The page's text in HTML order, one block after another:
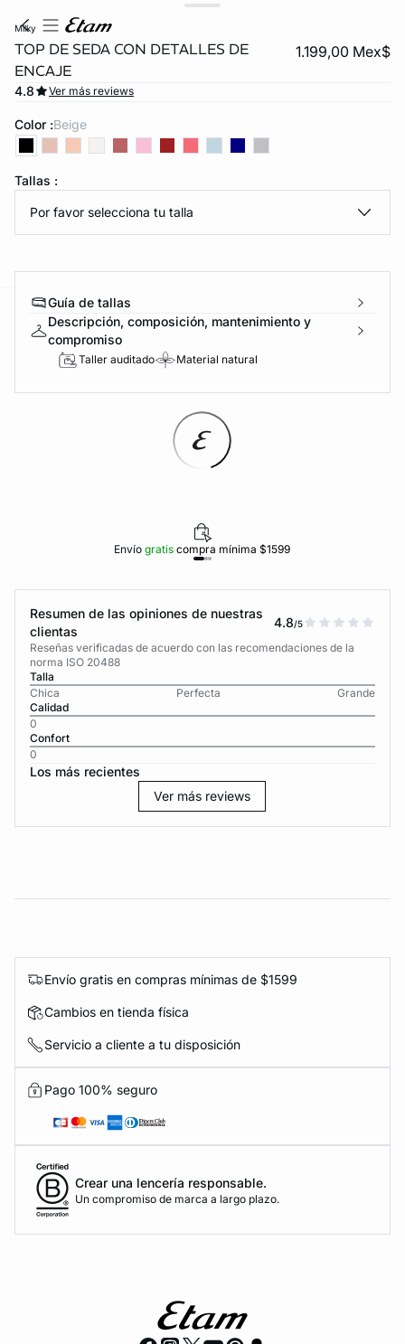
DE PANTIES
milky
TOP DE SEDA CON DETALLES DE
ENCAJE
1.199,00 Mex$
4.8 Ver más reviews
Color : beige
Tallas :
Por favor selecciona tu talla
Guía de tallas
Descripción, composición, mantenimiento y
compromiso
Taller auditado Material natural
Envíogratiscompra mínima $1599
Resumen de las opiniones de nuestras
clientas
4.8/5
Reseñas verificadas de acuerdo con las recomendaciones de la
norma ISO 20488
Talla
Chica
Perfecta
Grande
Calidad
0
Confort
0
Los más recientes
Ver más reviews
Envío gratis en compras mínimas de $1599
Cambios en tienda física
Servicio a cliente a tu disposición
Pago 100% seguro
Crear una lencería responsable.
Un compromiso de marca a largo plazo.